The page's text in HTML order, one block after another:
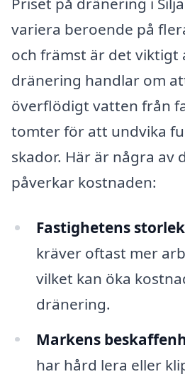
variera beroende på
och främst är det
dränering handlar om
överflödigt vatten från
tomter för att undvika
skador. Här är några av
påverkar kostnaden:
Fastighetens
kräver oftast mer
vilket kan öka
dränering.
Markens
har hård lera eller